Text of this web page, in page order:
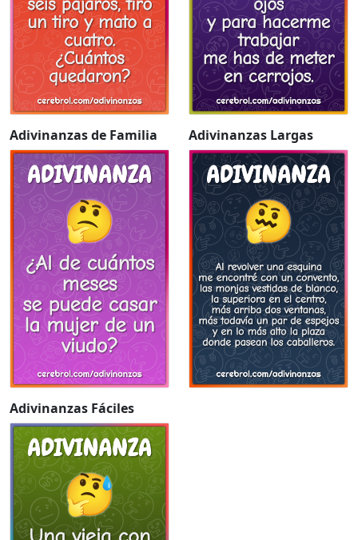
Adivinanzas de Familia Adivinanzas Largas
Adivinanzas Fáciles